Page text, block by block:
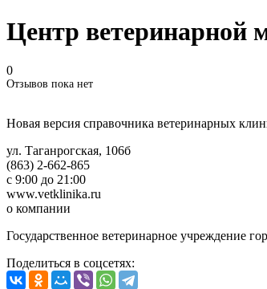
Центр ветеринарной
0
Отзывов пока нет
Новая версия справочника ветеринарных
ул. Таганрогская, 106б
(863) 2-662-865
с 9:00 до 21:00
www.vetklinika.ru
о компании
Государственное ветеринарное учреждение
Поделиться в соцсетях: